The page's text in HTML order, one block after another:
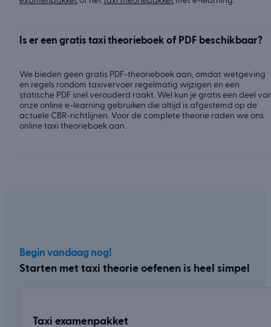
Is er een gratis taxi theorieboek of PDF beschikbaar?
We bieden geen gratis PDF-theorieboek aan, omdat wetgeving
en regels rondom taxivervoer regelmatig wijzigen en een
statische PDF snel verouderd raakt. Wel kun je gratis een deel
onze online e-learning gebruiken die altijd is afgestemd op de
actuele CBR-richtlijnen. Voor de complete theorie raden we ons
online taxi theorieboek aan.
Begin vandaag nog!
Starten met taxi theorie oefenen is heel simpel
Taxi examenpakket